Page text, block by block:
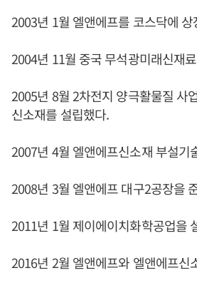
2003년 1월 엘앤에프를 코스닥에 상
2004년 11월 중국 무석광미래신재
2005년 8월 2차전지 양극활물질 사
신소재를 설립했다.
2007년 4월 엘앤에프신소재 부설기
2008년 3월 엘앤에프 대구2공장을
2011년 1월 제이에이치화학공업을
2016년 2월 엘앤에프와 엘앤에프신